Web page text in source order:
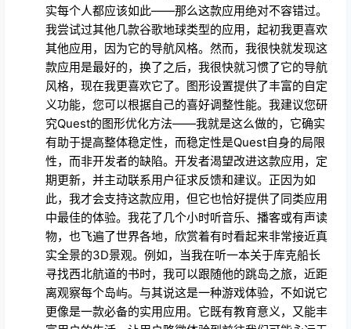
实每个人都应该如此——那么这款应用绝对不容错过。
我尝试过其他几款谷歌地球类型的应用，起初我更喜欢
其他应用，因为它的导航风格。然而，我很快就发现这
款应用是最好的，换了之后，我很快就习惯了它的导航
风格，现在我更喜欢它了。图形设置提供了丰富的自定
义功能，您可以根据自己的喜好调整性能。我建议您研
究Quest的图形优化方法——我就是这么做的，它确实
有助于提高整体稳定性，而稳定性是Quest自身的局限
性，而非开发者的缺陷。开发者渴望改进这款应用，定
期更新，并主动联系用户征求反馈和建议。正因为如
此，我才会支持这款应用，但它也恰好提供了同类应用
中最佳的体验。我花了几个小时听音乐、播客或有声读
物，也飞遍了世界各地，欣赏着有时看起来非常接近真
实全景的3D景观。例如，当我在听一本关于库克船长
寻找西北航道的书时，我可以跟随他的跳岛之旅，近距
离观察每个岛屿。与其说这是一种游戏体验，不如说它
更像是一款必备的实用应用。它既有教育意义，又能丰